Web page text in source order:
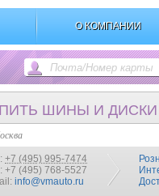
О КОМПАНИИ
ШИНЫ И ДИСКИ
+7 (495) 995-7474
+7 (495) 768-5527
info@vmauto.ru